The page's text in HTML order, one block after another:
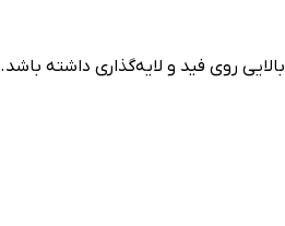
روی فید و لایه‌گذاری داشته باشد.